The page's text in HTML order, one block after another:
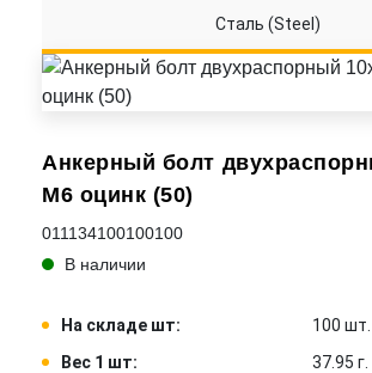
Анкерный болт
M6 оцинк (50)
011134100100100
В наличии
На складе шт:
100 шт.
Вес 1 шт:
37.95 г.
Сталь (Steel)